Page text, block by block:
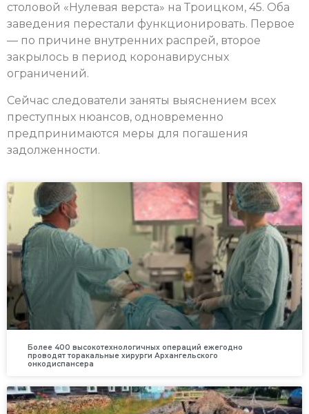
столовой «Нулевая верста» на Троицком, 45. Оба
заведения перестали функционировать. Первое
— по причине внутренних распрей, второе
закрылось в период коронавирусных
ограничений.
Сейчас следователи заняты выяснением всех
преступных нюансов, одновременно
предпринимаются меры для погашения
задолженности.
Более 400 высокотехнологичных операций ежегодно
проводят торакальные хирурги Архангельского
онкодиспансера